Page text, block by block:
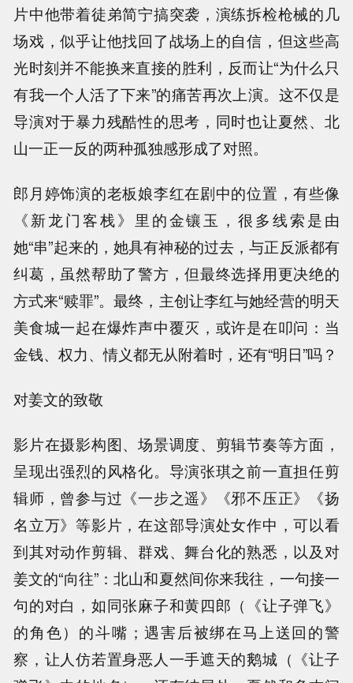
片中他带着徒弟简宁搞突袭，演练拆检枪械的几
场戏，似乎让他找回了战场上的自信，但这些高
光时刻并不能换来直接的胜利，反而让“为什么只
有我一个人活了下来”的痛苦再次上演。这不仅是
导演对于暴力残酷性的思考，同时也让夏然、北
山一正一反的两种孤独感形成了对照。
郎月婷饰演的老板娘李红在剧中的位置，有些像
《新龙门客栈》里的金镶玉，很多线索是由
她“串”起来的，她具有神秘的过去，与正反派都有
纠葛，虽然帮助了警方，但最终选择用更决绝的
方式来“赎罪”。最终，主创让李红与她经营的明天
美食城一起在爆炸声中覆灭，或许是在叩问：当
金钱、权力、情义都无从附着时，还有“明日”吗？
对姜文的致敬
影片在摄影构图、场景调度、剪辑节奏等方面，
呈现出强烈的风格化。导演张琪之前一直担任剪
辑师，曾参与过《一步之遥》《邪不压正》《扬
名立万》等影片，在这部导演处女作中，可以看
到其对动作剪辑、群戏、舞台化的熟悉，以及对
姜文的“向往”：北山和夏然间你来我往，一句接一
句的对白，如同张麻子和黄四郎（《让子弹飞》
的角色）的斗嘴；遇害后被绑在马上送回的警
察，让人仿若置身恶人一手遮天的鹅城（《让子